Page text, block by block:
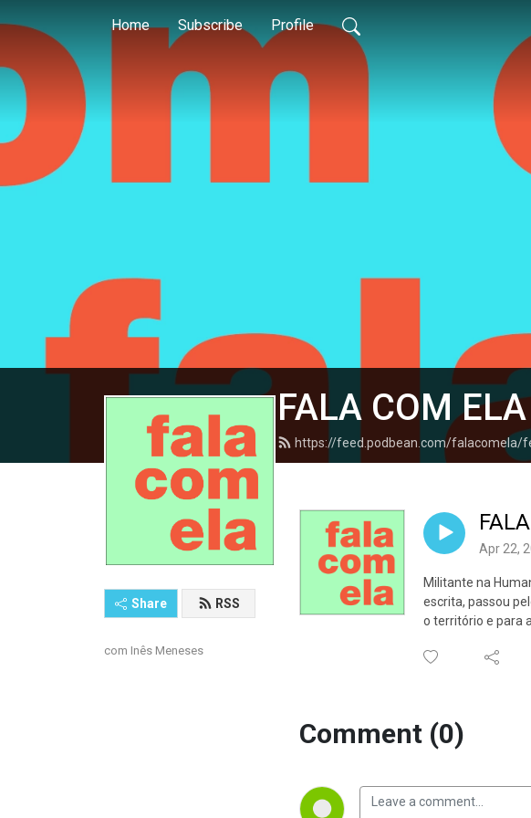
Home Subscribe Profile
FALA COM ELA
https://feed.podbean.com/falacomela/
Share RSS
com Inês Meneses
Apr 22,
Militante na
escrita, passou
o território e para
Comment (0)